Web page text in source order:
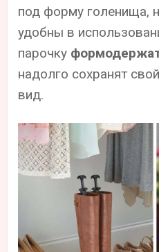
под форму голенища,
удобны в
парочку
надолго сохранят
вид.